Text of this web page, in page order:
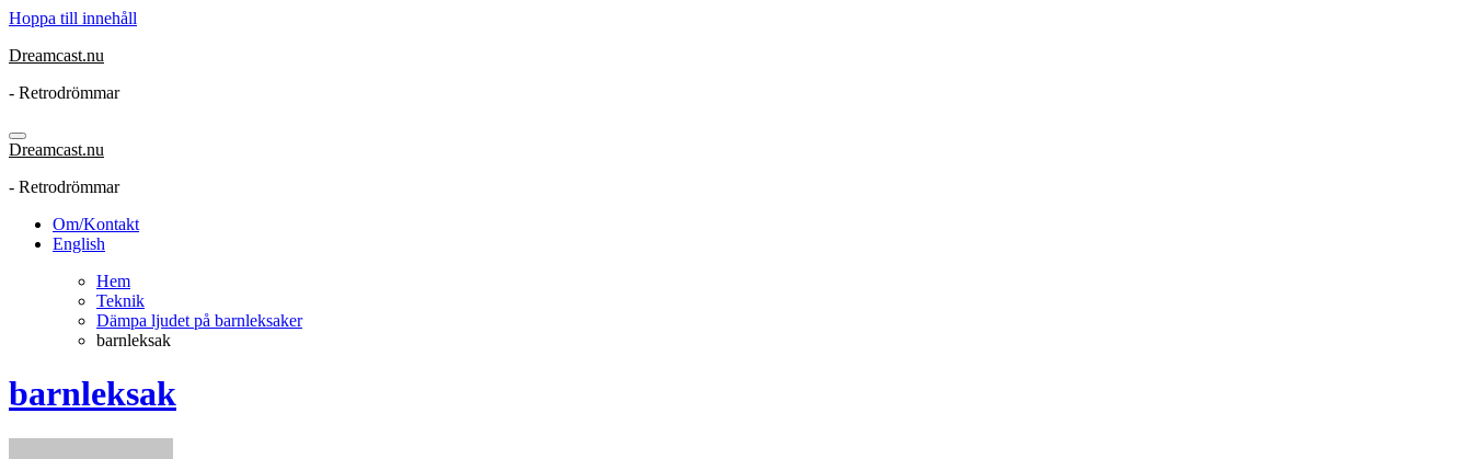
Hoppa till innehåll
Dreamcast.nu
- Retrodrömmar
Dreamcast.nu
- Retrodrömmar
Om/Kontakt
English
Hem
Teknik
Dämpa ljudet på barnleksaker
barnleksak
barnleksak